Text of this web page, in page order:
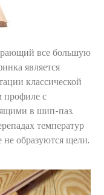
все большую
является
классической
профиле с
в шип-паз.
температур
образуются щели.